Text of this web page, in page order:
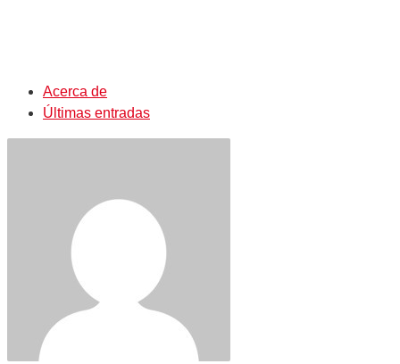
Acerca de
Últimas entradas